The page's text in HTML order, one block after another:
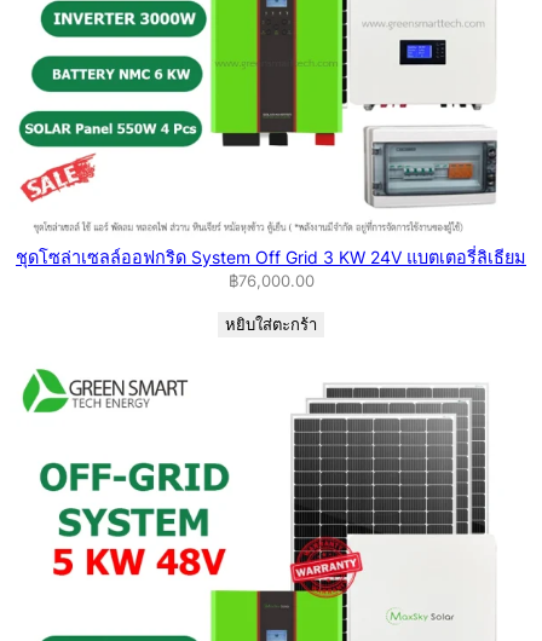
ชุดโซล่าเซลล์ออฟกริด System Off Grid 3 KW 24V แบตเตอรี่ลิเธียม
฿76,000.00
หยิบใส่ตะกร้า